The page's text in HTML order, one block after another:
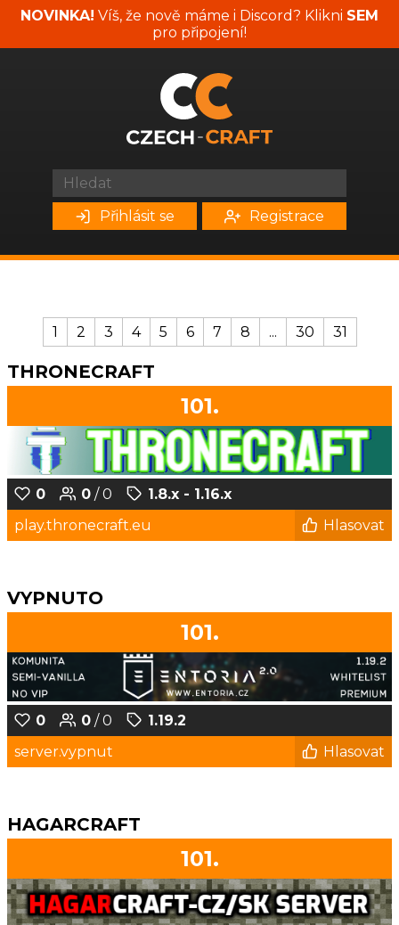
NOVINKA! Víš, že nově máme i Discord? Klikni SEM
pro připojení!
Přihlásit se Registrace
1 2 3 4 5 6 7 8 ... 30 31
THRONECRAFT
101.
0 0 / 0
1.8.x - 1.16.x
play.thronecraft.eu
Hlasovat
VYPNUTO
101.
0 0 / 0
1.19.2
server.vypnut
Hlasovat
HAGARCRAFT
101.